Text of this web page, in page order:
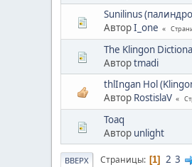
Sunilinus
АвторI_one
The Klingon
Авторtmadi
thlIngan Hol
Автор RostislaV
Toaq
Автор unlight
ВВЕРХ Страницы 1 2 3